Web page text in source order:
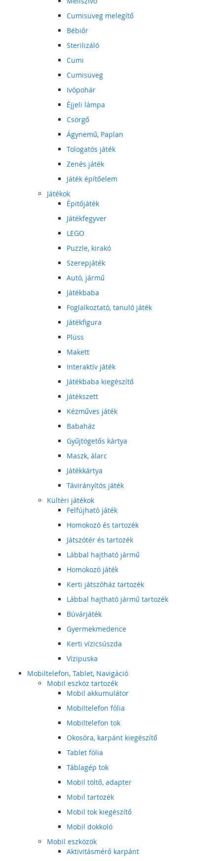
Cumisüveg melegítő
Bébiőr
Sterilizáló
Cumi
Cumisüveg
Ivópohár
Éjjeli lámpa
Csörgő
Ágynemű, Paplan
Tologatós játék
Zenés játék
Játék építőelem
Játékok
Épitőjáték
Játékfegyver
LEGO
Puzzle, kirakó
Szerepjáték
Autó, jármű
Játékbaba
Foglalkoztató, tanuló játék
Játékfigura
Plüss
Makett
Interaktív játék
Játékbaba kiegészítő
Játékszett
Kézműves játék
Babaház
Gyűjtögetős kártya
Maszk, álarc
Játékkártya
Távirányítós játék
Kültéri játékok
Felfújható játék
Homokozó és tartozék
Játszótér és tartozék
Lábbal hajtható jármű
Homokozó játék
Kerti játszóház tartozék
Lábbal hajtható jármű tartozék
Búvárjáték
Gyermekmedence
Kerti vízicsúszda
Vízipuska
Mobiltelefon, Tablet, Navigáció
Mobil eszköz tartozék
Mobil akkumulátor
Mobiltelefon fólia
Mobiltelefon tok
Okosóra, karpánt kiegészítő
Tablet fólia
Táblagép tok
Mobil töltő, adapter
Mobil tartozék
Mobil tok kiegészítő
Mobil dokkoló
Mobil eszközök
Aktivitásmérő karpánt